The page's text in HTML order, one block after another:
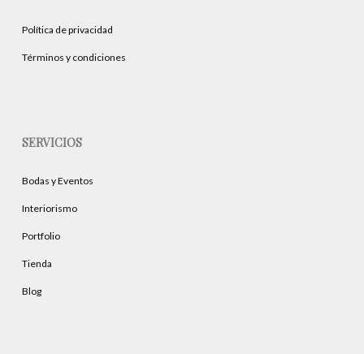
Política de privacidad
Términos y condiciones
SERVICIOS
Bodas y Eventos
Interiorismo
Portfolio
Tienda
Blog